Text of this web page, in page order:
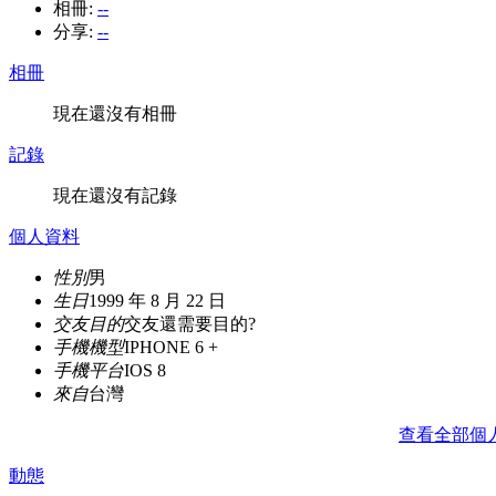
相冊: --
分享: --
相冊
現在還沒有相冊
記錄
現在還沒有記錄
個人資料
性別男
生日1999 年 8 月 22 日
交友目的交友還需要目的?
手機機型IPHONE 6 +
手機平台IOS 8
來自台灣
查看全部個
動態